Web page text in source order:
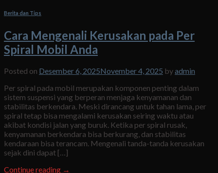
Berita dan Tips
Cara Mengenali Kerusakan pada Per
Spiral Mobil Anda
Posted on Desember 6, 2025November 4, 2025 byadmin
Per spiral pada mobil merupakan komponen penting dalam
sistem suspensi yang berperan menjaga kenyamanan dan
stabilitas berkendara. Meski dirancang untuk tahan lama, per
spiral tetap bisa mengalami kerusakan seiring waktu atau
akibat kondisi jalan yang buruk. Ketika per spiral rusak,
kenyamanan berkendara bisa berkurang, dan stabilitas
kendaraan bisa terancam. Mengenali tanda-tanda kerusakan
sejak dini dapat […]
Continue reading →